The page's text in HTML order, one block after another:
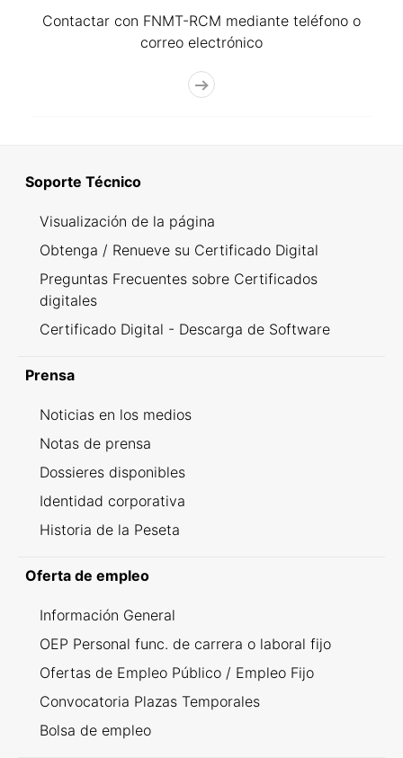
Contactar con FNMT-RCM mediante teléfono o
correo electrónico
Soporte Técnico
Visualización de la página
Obtenga / Renueve su Certificado Digital
Preguntas Frecuentes sobre Certificados
digitales
Certificado Digital - Descarga de Software
Prensa
Noticias en los medios
Notas de prensa
Dossieres disponibles
Identidad corporativa
Historia de la Peseta
Oferta de empleo
Información General
OEP Personal func. de carrera o laboral fijo
Ofertas de Empleo Público / Empleo Fijo
Convocatoria Plazas Temporales
Bolsa de empleo